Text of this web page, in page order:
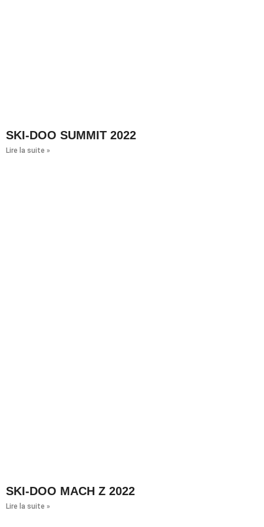
SKI-DOO SUMMIT 2022
Lire la suite »
SKI-DOO MACH Z 2022
Lire la suite »